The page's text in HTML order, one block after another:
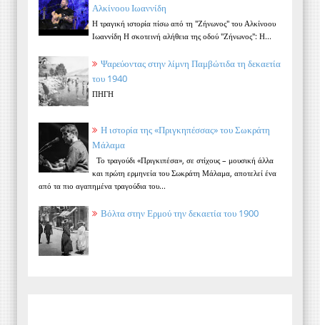
Αλκίνοου Ιωαννίδη
Η τραγική ιστορία πίσω από τη "Ζήνωνος" του Αλκίνοου
Ιωαννίδη Η σκοτεινή αλήθεια της οδού "Ζήνωνος": Η...
Ψαρεύοντας στην λίμνη Παμβώτιδα τη δεκαετία
του 1940
ΠΗΓΗ
Η ιστορία της «Πριγκηπέσσας» του Σωκράτη
Μάλαμα
Το τραγούδι «Πριγκιπέσα», σε στίχους – μουσική άλλα
και πρώτη ερμηνεία του Σωκράτη Μάλαμα, αποτελεί ένα
από τα πιο αγαπημένα τραγούδια του...
Βόλτα στην Ερμού την δεκαετία του 1900